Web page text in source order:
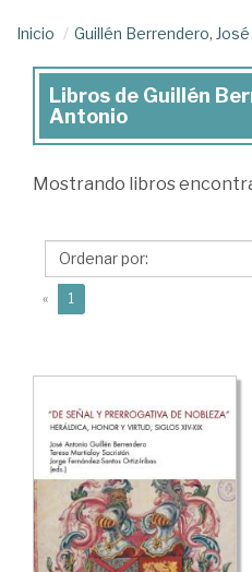
Inicio Guillén Berrendero,
Libros
de
Guillén
José
Antonio
Libros de Guillén
Antonio
Mostrando libros
« 1